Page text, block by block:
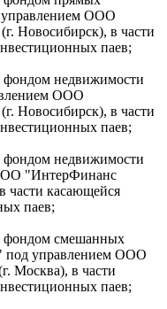
ООО
Новосибирск), в части
паев;
недвижимости
ООО
Новосибирск), в части
паев;
недвижимости
"ИнтерФинанс
части касающейся
паев;
фондом смешанных
под управлением ООО
Москва), в части
паев;